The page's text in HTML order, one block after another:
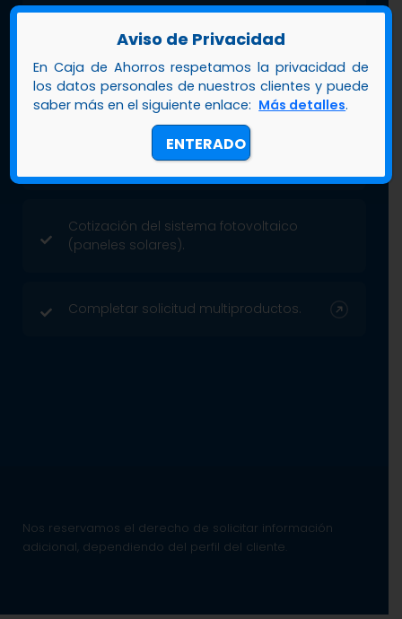
Copia del carnet de Jubilado.
Último talonario de pago.
Último recibo de pago de servicios
públicos (luz, agua o teléfono).
Cotización del sistema fotovoltaico
(paneles solares).
Completar solicitud multiproductos.
Nos reservamos el derecho de solicitar información
adicional, dependiendo del perfil del cliente.
Aviso de Privacidad
En Caja de Ahorros respetamos la privacidad de
los datos personales de nuestros clientes y puede
saber más en el siguiente enlace: Más detalles.
ENTERADO